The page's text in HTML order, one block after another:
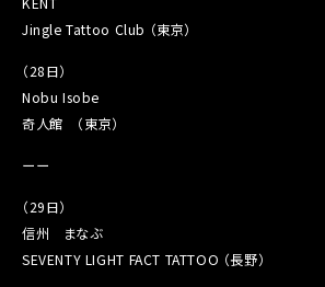
Jingle Tattoo Club （東京）
（28日）
Nobu Isobe
奇人館 （東京）
ーー
（29日）
信州 まなぶ
SEVENTY LIGHT FACT TATTOO （長野）